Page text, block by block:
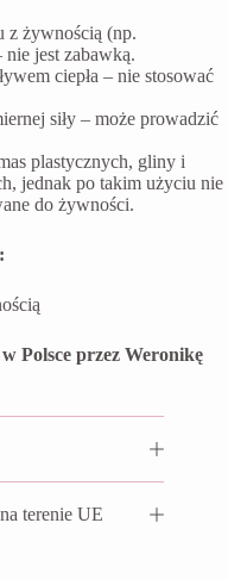
z żywnością (np.
jest zabawką.
ciepła – nie stosować
siły – może prowadzić
plastycznych, gliny i
jednak po takim użyciu nie
do żywności.
Polsce przez Weronikę
terenie UE